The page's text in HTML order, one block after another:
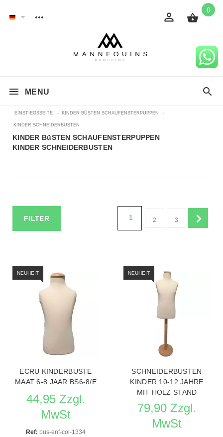
0
MENU
EINSTIEGSSEITE - KINDER BÜSTEN SCHAUFENSTERPUPPEN -
KINDER SCHNEIDERBUSTEN
KINDER BüSTEN SCHAUFENSTERPUPPEN
KINDER SCHNEIDERBUSTEN
FILTER 1 2 3
NEUHEIT
ECRU KINDERBUSTE
MAAT 6-8 JAAR BS6-8/E
44,95 Zzgl.
MwSt
Ref: bus-enf-col-1334
NEUHEIT
SCHNEIDERBUSTEN
KINDER 10-12 JAHRE
MIT HOLZ STAND
79,90 Zzgl.
MwSt